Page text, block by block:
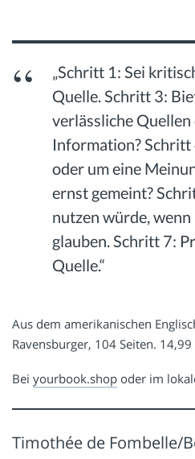
„Schritt 1: Sei
Quelle. Schritt 3:
verlässliche Quellen
Information? Schritt
oder um eine
ernst gemeint?
nutzen würde,
glauben. Schritt 7:
Quelle.“
Aus dem amerikanischen
Ravensburger, 104 Seiten. 14,99
Bei yourbook.shop oder im
Timothée de Fombelle/